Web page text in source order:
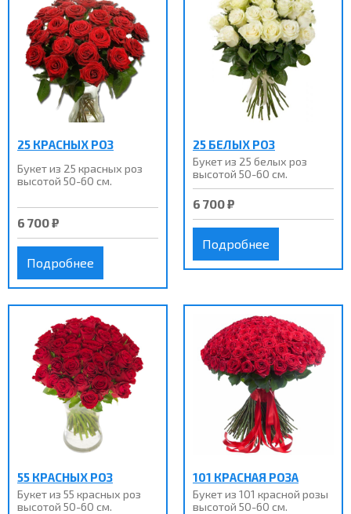
25 КРАСНЫХ РОЗ
Букет из 25 краcных роз
высотой 50-60 см.
6 700 ₽
Подробнее
25 БЕЛЫХ РОЗ
Букет из 25 белых роз
высотой 50-60 см.
6 700 ₽
Подробнее
55 КРАСНЫХ РОЗ
Букет из 55 красных роз
высотой 50-60 см.
101 КРАСНАЯ РОЗА
Букет из 101 красной розы
высотой 50-60 см.